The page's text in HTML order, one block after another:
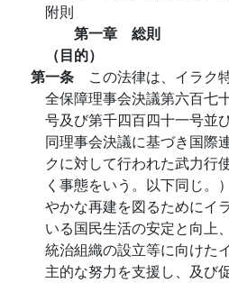
附則
第一章 総則
（目的）
第一条 この法律は、イラク
全保障理事会決議第六百七
号及び第千四百四十一号並
同理事会決議に基づき国際
クに対して行われた武力行
く事態をいう。以下同じ。
やかな再建を図るためにイ
いる国民生活の安定と向上
統治組織の設立等に向けた
主的な努力を支援し、及び